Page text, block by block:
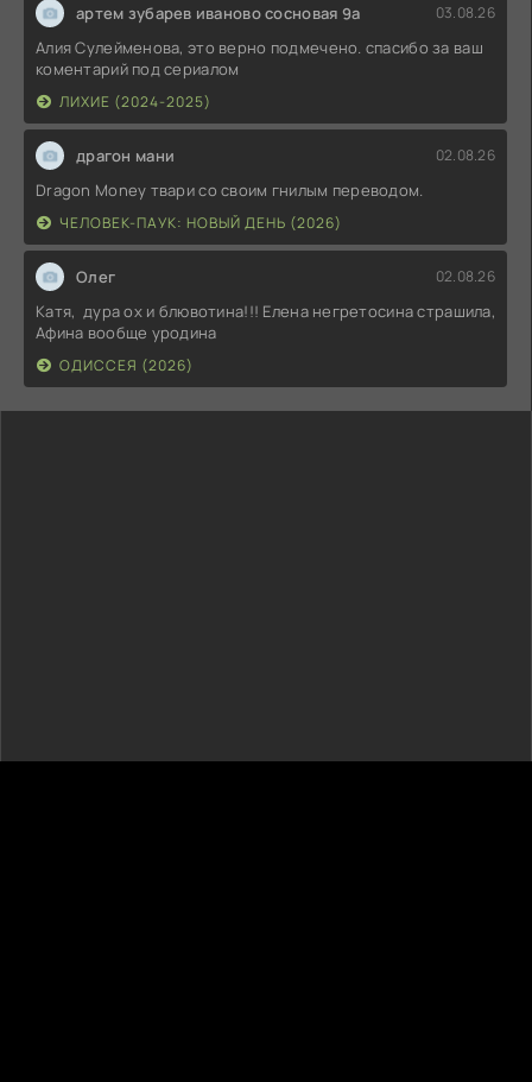
артем зубарев иваново сосновая 9а 03.08.26
Алия Сулейменова, это верно подмечено. спасибо за ваш
коментарий под сериалом
ЛИХИЕ (2024-2025)
драгон мани 02.08.26
Dragon Money твари со своим гнилым переводом.
ЧЕЛОВЕК-ПАУК: НОВЫЙ ДЕНЬ (2026)
Олег 02.08.26
Катя, дура ох и блювотина!!! Елена негретосина страшила,
Афина вообще уродина
ОДИССЕЯ (2026)